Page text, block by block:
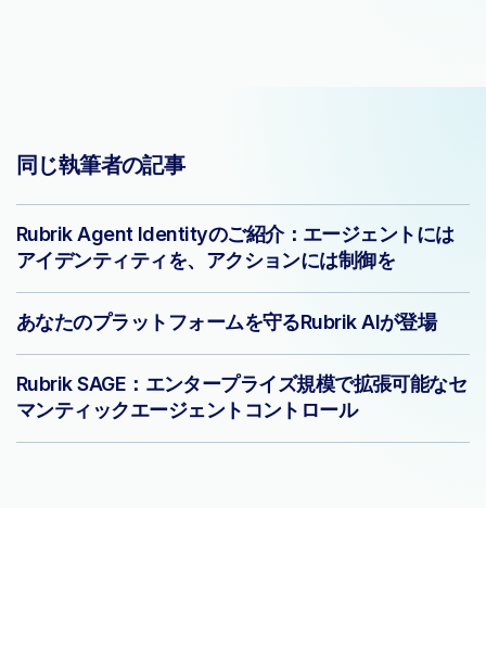
同じ執筆者の記事
Rubrik Agent Identityのご紹介：エージェントには
アイデンティティを、アクションには制御を
あなたのプラットフォームを守るRubrik AIが登場
Rubrik SAGE：エンタープライズ規模で拡張可能なセ
マンティックエージェントコントロール